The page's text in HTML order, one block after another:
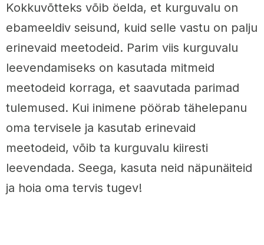
Kokkuvõtteks võib öelda, et kurguvalu on
ebameeldiv seisund, kuid selle vastu on palju
erinevaid meetodeid. Parim viis kurguvalu
leevendamiseks on kasutada mitmeid
meetodeid korraga, et saavutada parimad
tulemused. Kui inimene pöörab tähelepanu
oma tervisele ja kasutab erinevaid
meetodeid, võib ta kurguvalu kiiresti
leevendada. Seega, kasuta neid näpunäiteid
ja hoia oma tervis tugev!